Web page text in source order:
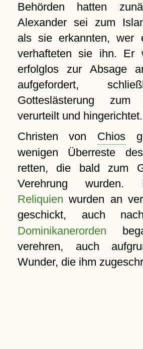
Behörden hatten
Alexander sei zum
als sie erkannten, wer
verhafteten sie ihn. Er
erfolglos zur Absage
aufgefordert,
Gotteslästerung zum
verurteilt und hingerichtet.
Christen von Chios
wenigen Überreste
retten, die bald zum
Verehrung wurden.
Reliquien wurden an
geschickt, auch
Dominikanerorden
verehren, auch
Wunder, die ihm